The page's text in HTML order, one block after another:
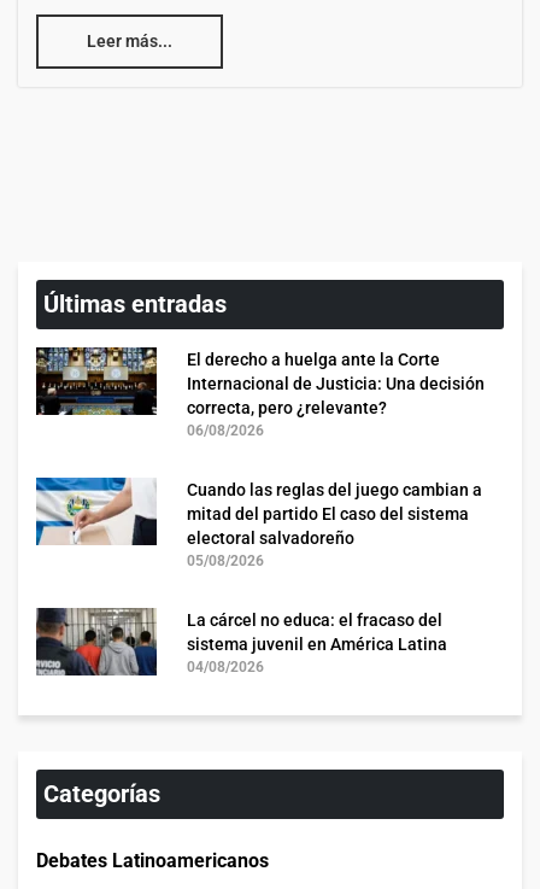
Leer más...
Últimas entradas
El derecho a huelga ante la Corte
Internacional de Justicia: Una decisión
correcta, pero ¿relevante?
06/08/2026
Cuando las reglas del juego cambian a
mitad del partido El caso del sistema
electoral salvadoreño
05/08/2026
La cárcel no educa: el fracaso del
sistema juvenil en América Latina
04/08/2026
Categorías
Debates Latinoamericanos